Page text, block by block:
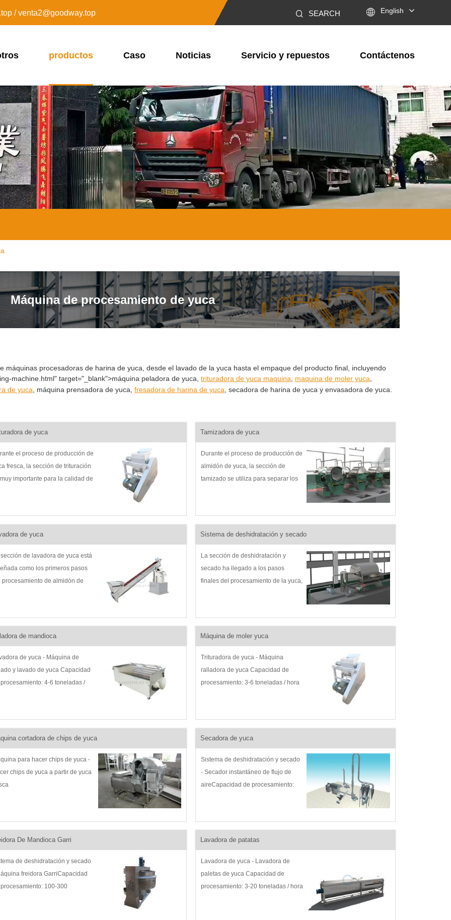
/ venta2@goodway.top SEARCH  English
productos Caso Noticias Servicio y repuestos Contáctenos
Máquina de procesamiento de yuca
máquinas procesadoras de harina de yuca, desde el lavado de la yuca hasta el empaque del producto final, incluyendo
machine.html" target="_blank">máquina peladora de yuca, trituradora de yuca maquina maquina de moler yuca
de yuca , máquina prensadora de yuca, fresadora de harina de yuca , secadora de harina de yuca y envasadora de yuca.
de yuca
el proceso de producción de
fresca, la sección de trituración
importante para la calidad de
de almidón puede
Tamizadora de yuca
Durante el proceso de producción de
almidón de yuca, la sección de
tamizado se utiliza para separar los
residuos, reservar y transportar la
de yuca
de lavadora de yuca está
como los primeros pasos
procesamiento de almidón de
es muy importante para el
Sistema de deshidratación y secado
La sección de deshidratación y
secado ha llegado a los pasos
finales del procesamiento de la yuca,
humedad posible y el secador
de mandioca
de yuca - Máquina de
y lavado de yuca Capacidad
4-6 toneladas /
producto: Máquina de
Máquina de moler yuca
Trituradora de yuca - Máquina
ralladora de yuca Capacidad de
procesamiento: 3-6 toneladas / hora
producto: Máquina ralladora de yuca,
cortadora de chips de yuca
para hacer chips de yuca -
chips de yuca a partir de yuca
Secadora de yuca
Sistema de deshidratación y secado
- Secador instantáneo de flujo de
aireCapacidad de procesamiento:
almidón de yucaIntroducción del
De Mandioca Garri
de deshidratación y secado
freidora GarriCapacidad
100-300
Lavadora de patatas
Lavadora de yuca - Lavadora de
paletas de yuca Capacidad de
procesamiento: 3-20 toneladas / hora